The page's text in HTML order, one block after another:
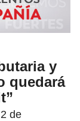
y
quedará
de